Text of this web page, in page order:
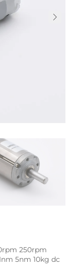
250rpm
5nm 10kg dc